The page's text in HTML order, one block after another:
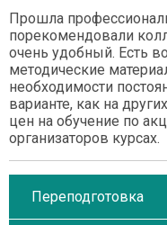
Прошла
порекомендовали
очень удобный. Есть
методические
необходимости
варианте, как на
цен на обучение по
организаторов курсах.
Переподготовка